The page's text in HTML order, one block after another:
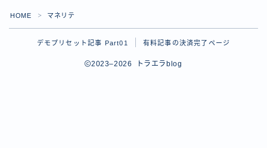
HOME ＞ マネリテ
デモプリセット記事 Part01 有料記事の決済完了ページ
2023–2026 トラエラblog